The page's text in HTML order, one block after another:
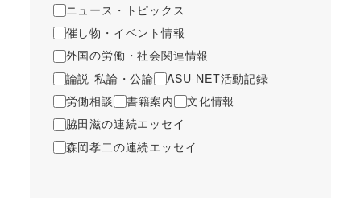
ニュース・トピックス
催し物・イベント情報
外国の労働・社会関連情報
論説-私論・公論
ASU-NET活動記録
労働相談
書籍案内
文化情報
脇田滋の連続エッセイ
森岡孝二の連続エッセイ